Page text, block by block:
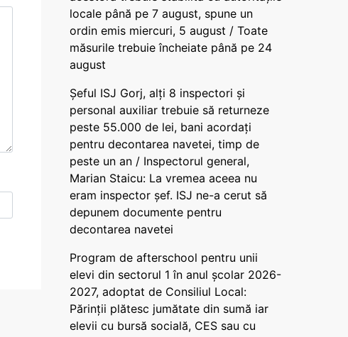
locale până pe 7 august, spune un
ordin emis miercuri, 5 august / Toate
măsurile trebuie încheiate până pe 24
august
Șeful ISJ Gorj, alți 8 inspectori și
personal auxiliar trebuie să returneze
peste 55.000 de lei, bani acordați
pentru decontarea navetei, timp de
peste un an / Inspectorul general,
Marian Staicu: La vremea aceea nu
eram inspector șef. ISJ ne-a cerut să
depunem documente pentru
decontarea navetei
Program de afterschool pentru unii
elevi din sectorul 1 în anul școlar 2026-
2027, adoptat de Consiliul Local:
Părinții plătesc jumătate din sumă iar
elevii cu bursă socială, CES sau cu